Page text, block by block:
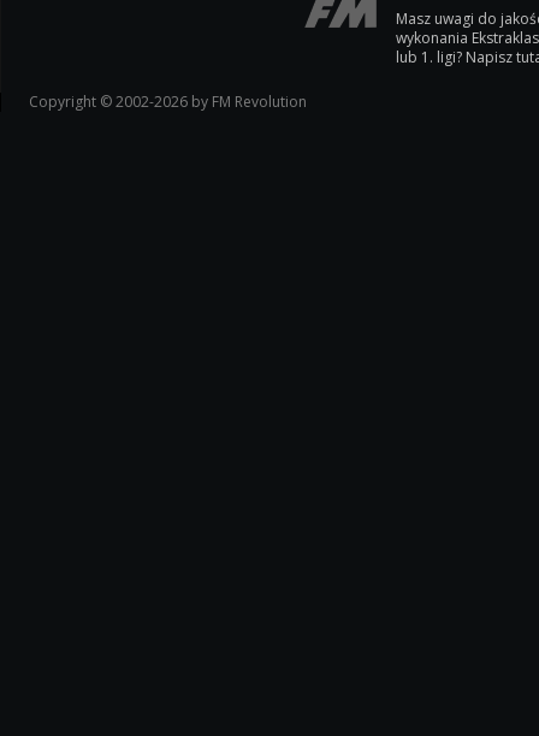
Masz uwagi do
wykonania
lub 1. ligi? Napisz
Copyright © 2002-2026 by FM Revolution